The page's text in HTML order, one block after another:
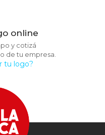
online
y cotizá
de tu empresa.
tu logo?